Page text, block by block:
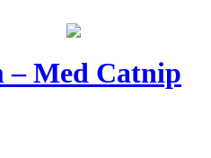
– Med Catnip